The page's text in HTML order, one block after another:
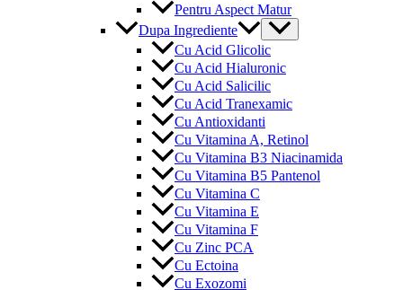
Pentru Aspect Matur
Dupa Ingrediente
Menu
Toggle
Cu Acid Glicolic
Cu Acid Hialuronic
Cu Acid Salicilic
Cu Acid Tranexamic
Cu Antioxidanti
Cu Vitamina A, Retinol
Cu Vitamina B3 Niacinamida
Cu Vitamina B5 Pantenol
Cu Vitamina C
Cu Vitamina E
Cu Vitamina F
Cu Zinc PCA
Cu Ectoina
Cu Exozomi